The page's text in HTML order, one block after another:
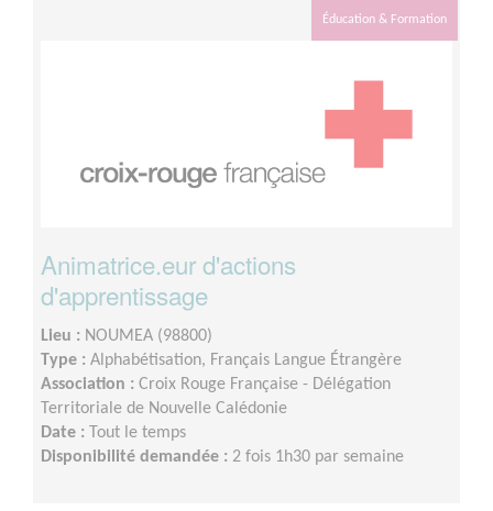
Éducation & Formation
Animatrice.eur d'actions
d'apprentissage
Lieu : NOUMEA (98800)
Type : Alphabétisation, Français Langue Étrangère
Association : Croix Rouge Française - Délégation
Territoriale de Nouvelle Calédonie
Date : Tout le temps
Disponibilité demandée : 2 fois 1h30 par semaine